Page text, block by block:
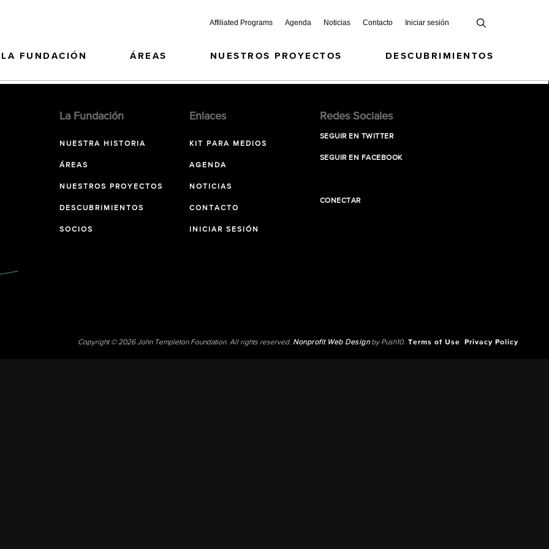
Affiliated Programs Agenda Noticias Contacto Iniciar sesión
LA FUNDACIÓN ÁREAS NUESTROS PROYECTOS DESCUBRIMIENTOS
La Fundación
NUESTRA HISTORIA
ÁREAS
NUESTROS PROYECTOS
DESCUBRIMIENTOS
SOCIOS
Enlaces
KIT PARA MEDIOS
AGENDA
NOTICIAS
CONTACTO
INICIAR SESIÓN
Redes Sociales
SEGUIR EN TWITTER
SEGUIR EN FACEBOOK
CONECTAR
Copyright © 2026 John Templeton Foundation. All rights reserved. Nonprofit Web Designby Push10. Terms of Use Privacy Policy